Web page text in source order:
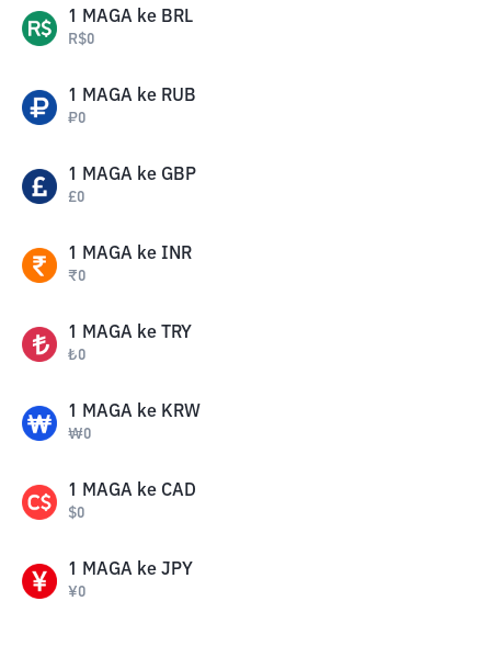
1 MAGA ke BRL
R$0
1 MAGA ke RUB
₽0
1 MAGA ke GBP
£0
1 MAGA ke INR
₹0
1 MAGA ke TRY
₺0
1 MAGA ke KRW
₩0
1 MAGA ke CAD
$0
1 MAGA ke JPY
¥0